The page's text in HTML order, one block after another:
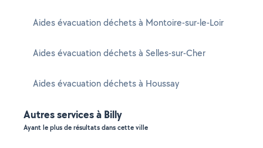
Aides évacuation déchets à Montoire-sur-le-Loir
Aides évacuation déchets à Selles-sur-Cher
Aides évacuation déchets à Houssay
Autres services à Billy
Ayant le plus de résultats dans cette ville